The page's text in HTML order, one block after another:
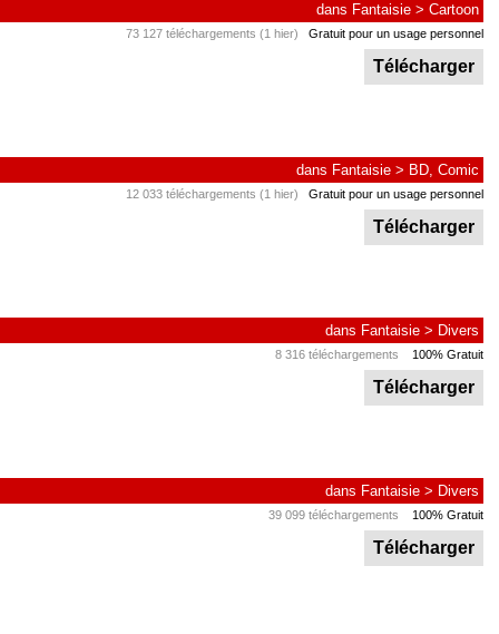
dans Fantaisie > Cartoon
73 127 téléchargements (1 hier) Gratuit pour un usage personnel
Télécharger
dans Fantaisie > BD, Comic
12 033 téléchargements (1 hier) Gratuit pour un usage personnel
Télécharger
dans Fantaisie > Divers
8 316 téléchargements 100% Gratuit
Télécharger
dans Fantaisie > Divers
39 099 téléchargements 100% Gratuit
Télécharger